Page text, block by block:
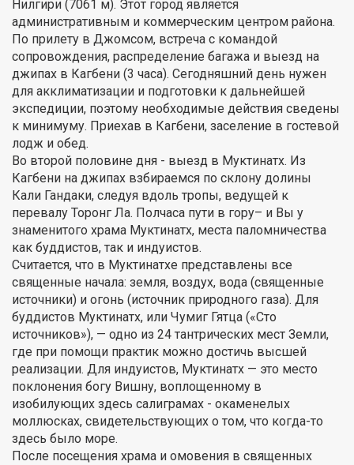
Нилгири (7061 м). Этот город является
административным и коммерческим центром района.
По прилету в Джомсом, встреча с командой
сопровождения, распределение багажа и выезд на
джипах в Кагбени (3 часа). Сегодняшний день нужен
для акклиматизации и подготовки к дальнейшей
экспедиции, поэтому необходимые действия сведены
к минимуму. Приехав в Кагбени, заселение в гостевой
лодж и обед.
Во второй половине дня - выезд в Муктинатх. Из
Кагбени на джипах взбираемся по склону долины
Кали Гандаки, следуя вдоль тропы, ведущей к
перевалу Торонг Ла. Полчаса пути в гору– и Вы у
знаменитого храма Муктинатх, места паломничества
как буддистов, так и индуистов.
Считается, что в Муктинатхе представлены все
священные начала: земля, воздух, вода (священные
источники) и огонь (источник природного газа). Для
буддистов Муктинатх, или Чумиг Гятца («Сто
источников»), — одно из 24 тантрических мест Земли,
где при помощи практик можно достичь высшей
реализации. Для индуистов, Муктинатх — это место
поклонения богу Вишну, воплощенному в
изобилующих здесь салиграмах - окаменелых
моллюсках, свидетельствующих о том, что когда-то
здесь было море.
После посещения храма и омовения в священных